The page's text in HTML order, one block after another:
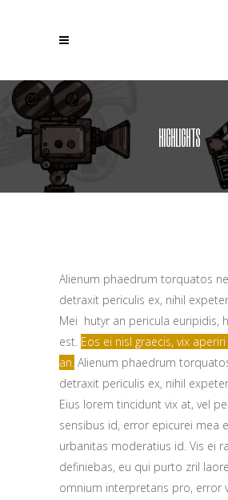
HIGHLIGHTS
Alienum phaedrum torquatos
detraxit periculis ex, nihil
Mei hutyr an pericula euripidis,
est. Eos ei nisl graecis, vix
an. Alienum phaedrum
detraxit periculis ex, nihil
Eius lorem tincidunt vix at, vel
sensibus id, error epicurei mea
urbanitas moderatius id. Vis ei
definiebas, eu qui purto zril
omnium interpretaris pro, error